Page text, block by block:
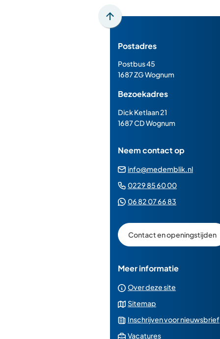
Scroll
boven
het
van
de
paginainhoud
Postadres
Postbus 45
1687 ZG Wognum
Bezoekadres
Dick Ketlaan 21
1687 CD Wognum
Neem contact op
info@medemblik.nl
0229 85 60 00(Verwijst
06 82 07 66 83
een
Whatsapp
Contact en openingstijden
Meer informatie
Over deze site
Sitemap
Inschrijven voor nieuwsbrief
Vacatures(Verwijst